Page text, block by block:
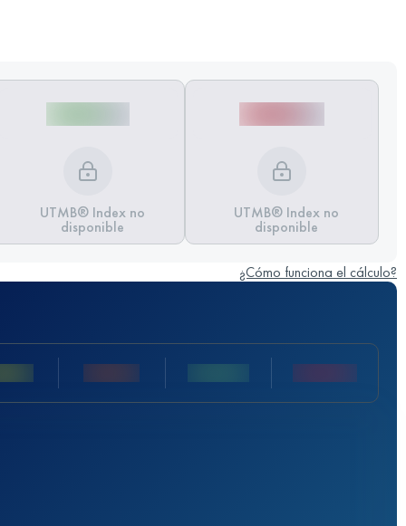
UTMB® Index no
disponible
UTMB® Index no
disponible
¿Cómo funciona el cálculo?